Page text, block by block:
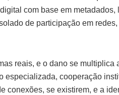
com base em metadados,
de participação em
reais, e o dano se multiplica
especializada, cooperação
conexões, se existirem, e a